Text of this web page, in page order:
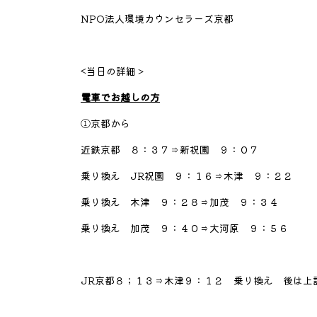
NPO法人環境カウンセラーズ京都
<当日の詳細＞
電車でお越しの方
①京都から
近鉄京都 ８：３７⇒新祝園 ９：０７
乗り換え JR祝園 ９：１６⇒木津 ９：２２
乗り換え 木津 ９：２８⇒加茂 ９：３４
乗り換え 加茂 ９：４０⇒大河原 ９：５６
JR京都８；１３⇒木津９：１２ 乗り換え 後は上